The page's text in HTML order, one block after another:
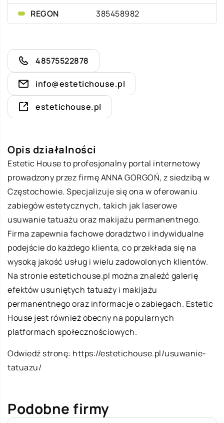
REGON
385458982
48575522878
info@estetichouse.pl
estetichouse.pl
Opis działalności
Estetic House to profesjonalny portal internetowy
prowadzony przez firmę ANNA GORGOŃ, z siedzibą w
Częstochowie. Specjalizuje się ona w oferowaniu
zabiegów estetycznych, takich jak laserowe
usuwanie tatuażu oraz makijażu permanentnego.
Firma zapewnia fachowe doradztwo i indywidualne
podejście do każdego klienta, co przekłada się na
wysoką jakość usług i wielu zadowolonych klientów.
Na stronie estetichouse.pl można znaleźć galerię
efektów usuniętych tatuaży i makijażu
permanentnego oraz informacje o zabiegach. Estetic
House jest również obecny na popularnych
platformach społecznościowych.
Odwiedź stronę: https://estetichouse.pl/usuwanie-
tatuazu/
Podobne firmy